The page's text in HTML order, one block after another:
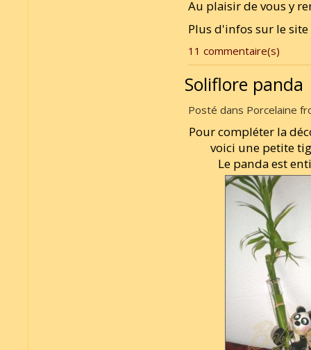
Au plaisir de vous y
Plus d'infos sur le
11 commentaire(s)
Soliflore panda
Posté dans Porcelaine
Pour compléter la
voici une petite
Le panda est